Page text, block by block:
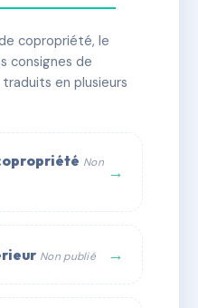
🏗 1 bâtiment(s)
copropriété, le
consignes de
en plusieurs
Non →
Non publié →